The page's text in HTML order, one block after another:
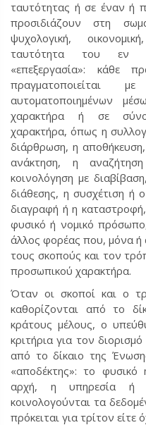
ταυτότητας ή σε έναν ή
προσιδιάζουν στη
ψυχολογική,
ταυτότητα του εν
«επεξεργασία»: κάθε
αυτοματοποιημένων
χαρακτήρα ή σε
χαρακτήρα, όπως η
διάρθρωση, η
ανάκτηση, η
κοινολόγηση με
διάθεσης, η συσχέτιση ή
διαγραφή ή η
φυσικό ή νομικό
άλλος φορέας που, μόνα ή
τους σκοπούς και τον
προσωπικού χαρακτήρα.
Όταν οι σκοποί και ο
καθορίζονται από το
κράτους μέλους, ο
κριτήρια για τον
από το δίκαιο της
«αποδέκτης»: το
αρχή, η υπηρεσία ή
κοινολογούνται τα
πρόκειται για τρίτον είτε